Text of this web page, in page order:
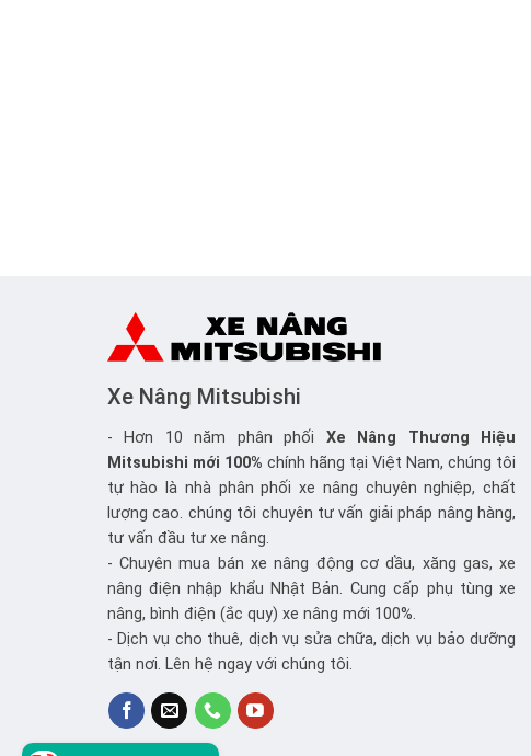
Xe Nâng Mitsubishi
- Hơn 10 năm phân phối Xe Nâng Thương Hiệu
Mitsubishi mới 100% chính hãng tại Việt Nam, chúng tôi
tự hào là nhà phân phối xe nâng chuyên nghiệp, chất
lượng cao. chúng tôi chuyên tư vấn giải pháp nâng hàng,
tư vấn đầu tư xe nâng.
- Chuyên mua bán xe nâng động cơ dầu, xăng gas, xe
nâng điện nhập khẩu Nhật Bản. Cung cấp phụ tùng xe
nâng, bình điện (ắc quy) xe nâng mới 100%.
- Dịch vụ cho thuê, dịch vụ sửa chữa, dịch vụ bảo dưỡng
tận nơi. Lên hệ ngay với chúng tôi.